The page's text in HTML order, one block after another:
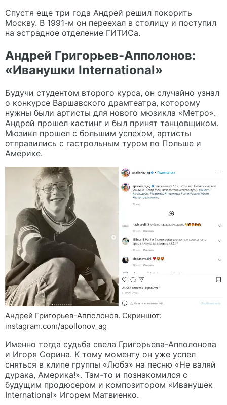
Спустя еще три года Андрей решил покорить
Москву. В 1991-м он переехал в столицу и поступил
на эстрадное отделение ГИТИСа.
Андрей Григорьев-Апполонов:
«Иванушки International»
Будучи студентом второго курса, он случайно узнал
о конкурсе Варшавского драмтеатра, которому
нужны были артисты для нового мюзикла «Метро».
Андрей прошел кастинг и был принят танцовщиком.
Мюзикл прошел с большим успехом, артисты
отправились с гастрольным туром по Польше и
Америке.
Андрей Григорьев-Апполонов. Скриншот:
instagram.com/apollonov_ag
Именно тогда судьба свела Григорьева-Апполонова
и Игоря Сорина. К тому моменту он уже успел
сняться в клипе группы «Любэ» на песню «Не валяй
дурака, Америка!». Там-то и познакомился с
будущим продюсером и композитором «Иванушек
International» Игорем Матвиенко.